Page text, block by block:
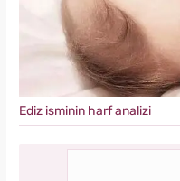
Ediz isminin harf analizi